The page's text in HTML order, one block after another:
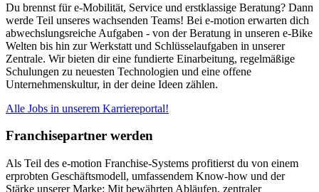
Du brennst für e‑Mobilität, Service und erstklassige Beratung? Dann
werde Teil unseres wachsenden Teams! Bei e‑motion erwarten dich
abwechslungsreiche Aufgaben - von der Beratung in unseren e-Bike
Welten bis hin zur Werkstatt und Schlüsselaufgaben in unserer
Zentrale. Wir bieten dir eine fundierte Einarbeitung, regelmäßige
Schulungen zu neuesten Technologien und eine offene
Unternehmenskultur, in der deine Ideen zählen.
Alle Jobs in unserem Karriereportal!
Franchisepartner werden
Als Teil des e‑motion Franchise‑Systems profitierst du von einem
erprobten Geschäftsmodell, umfassendem Know‑how und der
Stärke unserer Marke: Mit bewährten Abläufen, zentraler